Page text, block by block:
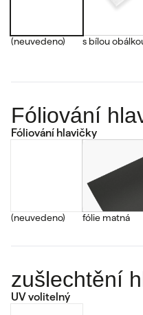
(neuvedeno) s bílou
Fóliování
Fóliování hlavičky
(neuvedeno) fólie matná
zušlechtění
UV volitelný